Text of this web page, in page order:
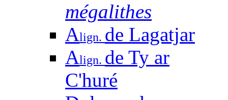
mégalithes
Align. de Lagatjar
Align. de Ty ar
C'huré